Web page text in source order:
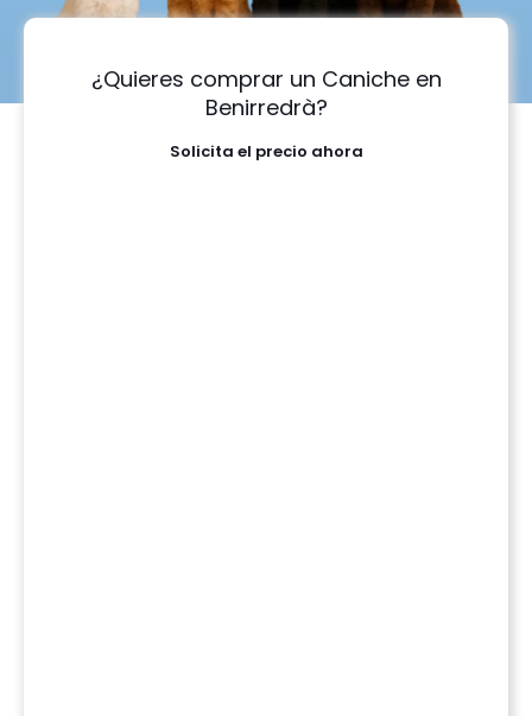
¿Quieres comprar un Caniche en
Benirredrà?
Solicita el precio ahora